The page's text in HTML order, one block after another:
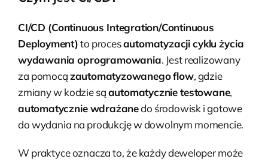
CI/CD (Continuous Integration/Continuous
Deployment)to procesautomatyzacji cyklu życia
wydawania oprogramowania. Jest realizowany
za pomocązautomatyzowanego flow, gdzie
zmiany w kodzie sąautomatycznie testowane,
automatycznie wdrażanedo środowisk i gotowe
do wydania na produkcję w dowolnym momencie.
W praktyce oznacza to, że każdy deweloper może